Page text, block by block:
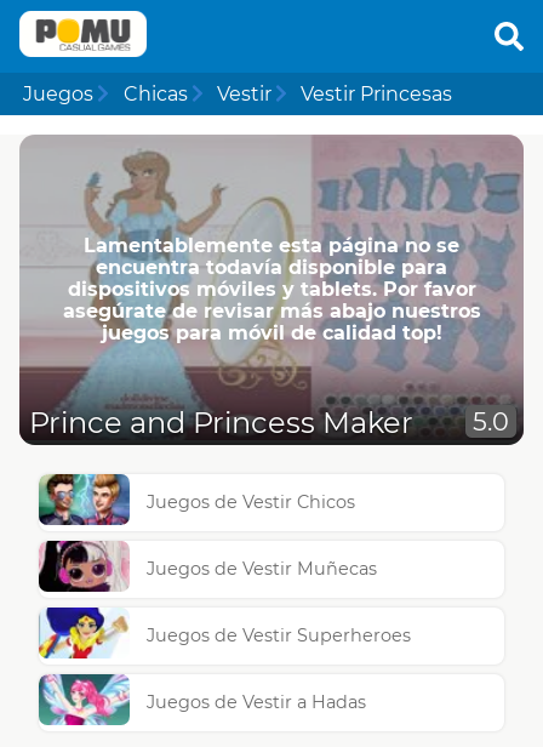
Juegos Chicas Vestir Vestir Princesas
Lamentablemente esta página no se
encuentra todavía disponible para
dispositivos móviles y tablets. Por favor
asegúrate de revisar más abajo nuestros
juegos para móvil de calidad top!
Prince and Princess Maker 5.0
Juegos de Vestir Chicos
Juegos de Vestir Muñecas
Juegos de Vestir Superheroes
Juegos de Vestir a Hadas